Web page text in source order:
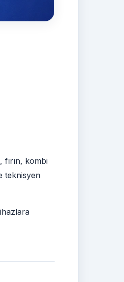
fırın, kombi
teknisyen